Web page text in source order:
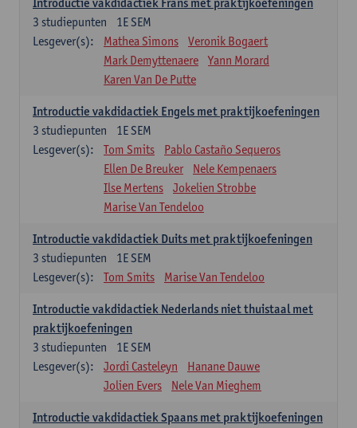
1E SEM
3 studiepunten
Lesgever(s):
Mathea Simons
Veronik Bogaert
Mark Demyttenaere
Yann Morard
Karen Van De Putte
Introductie vakdidactiek Engels met praktijkoefeningen
1E SEM
3 studiepunten
Lesgever(s):
Tom Smits
Pablo Castaño Sequeros
Ellen De Breuker
Nele Kempenaers
Ilse Mertens
Jokelien Strobbe
Marise Van Tendeloo
Introductie vakdidactiek Duits met praktijkoefeningen
1E SEM
3 studiepunten
Lesgever(s):
Tom Smits Marise Van Tendeloo
Introductie vakdidactiek Nederlands niet thuistaal met
praktijkoefeningen
1E SEM
3 studiepunten
Lesgever(s):
Jordi Casteleyn
Hanane Dauwe
Jolien Evers
Nele Van Mieghem
Introductie vakdidactiek Spaans met praktijkoefeningen